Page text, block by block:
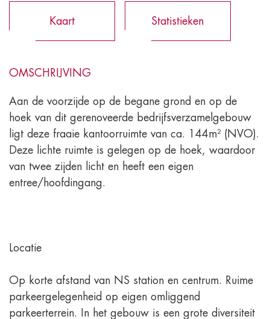
Kaart Statistieken
OMSCHRIJVING
Aan de voorzijde op de begane grond en op de
hoek van dit gerenoveerde bedrijfsverzamelgebouw
ligt deze fraaie kantoorruimte van ca. 144m² (NVO).
Deze lichte ruimte is gelegen op de hoek, waardoor
van twee zijden licht en heeft een eigen
entree/hoofdingang.
Locatie
Op korte afstand van NS station en centrum. Ruime
parkeergelegenheid op eigen omliggend
parkeerterrein. In het gebouw is een grote diversiteit